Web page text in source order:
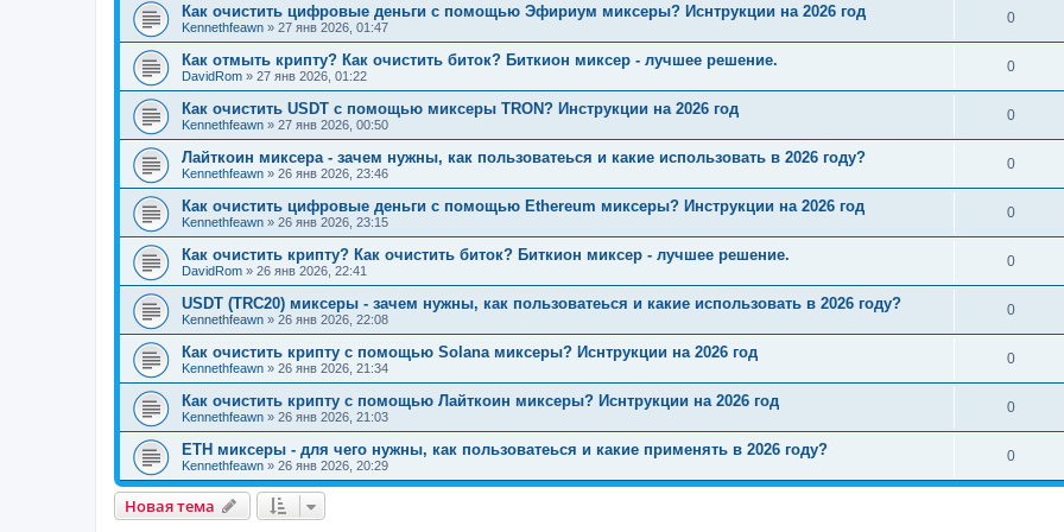
Как очистить цифровые деньги с помощью Эфириум миксеры? Иснтрукции на 2026 год
Kennethfeawn » 27 янв 2026, 01:47
0
Как отмыть крипту? Как очистить биток? Биткион миксер - лучшее решение.
DavidRom » 27 янв 2026, 01:22
0
Как очистить USDT с помощью миксеры TRON? Инструкции на 2026 год
Kennethfeawn » 27 янв 2026, 00:50
0
Лайткоин миксера - зачем нужны, как пользоватеься и какие использовать в 2026 году?
Kennethfeawn » 26 янв 2026, 23:46
0
Как очистить цифровые деньги с помощью Ethereum миксеры? Инструкции на 2026 год
Kennethfeawn » 26 янв 2026, 23:15
0
Как очистить крипту? Как очистить биток? Биткион миксер - лучшее решение.
DavidRom » 26 янв 2026, 22:41
0
USDT (TRC20) миксеры - зачем нужны, как пользоватеься и какие использовать в 2026 году?
Kennethfeawn » 26 янв 2026, 22:08
0
Как очистить крипту с помощью Solana миксеры? Иснтрукции на 2026 год
Kennethfeawn » 26 янв 2026, 21:34
0
Как очистить крипту с помощью Лайткоин миксеры? Иснтрукции на 2026 год
Kennethfeawn » 26 янв 2026, 21:03
0
ETH миксеры - для чего нужны, как пользоватеься и какие применять в 2026 году?
Kennethfeawn » 26 янв 2026, 20:29
0
Новая тема